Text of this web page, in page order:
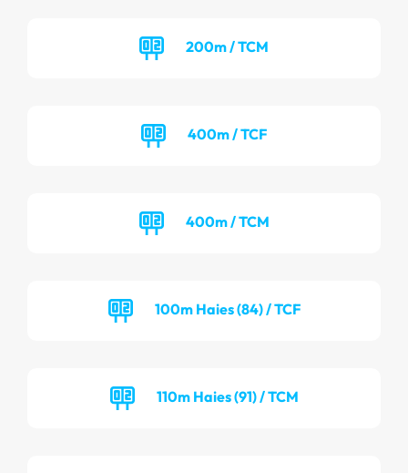
200m / TCM
400m / TCF
400m / TCM
100m Haies (84) / TCF
110m Haies (91) / TCM